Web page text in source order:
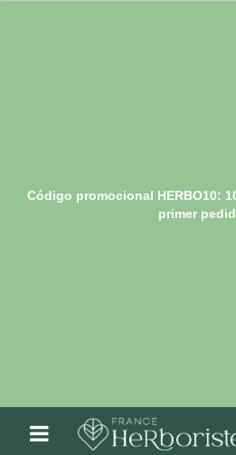
Código promocional HERBO10:
primer